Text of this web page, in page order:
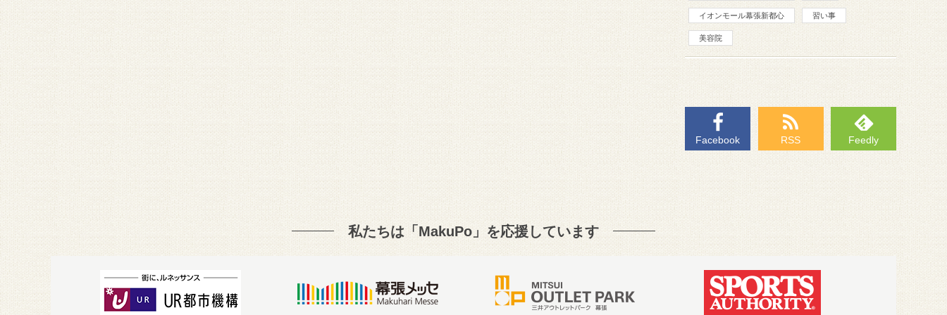
イオンモール幕張新都心 習い事
美容院
Facebook RSS Feedly
私たちは「MakuPo」を応援しています